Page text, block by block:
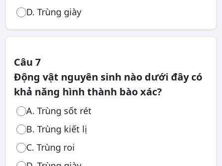
D. Trùng giày
Câu 7
Động vật nguyên sinh nào dưới đây có
khả năng hình thành bào xác?
A. Trùng sốt rét
B. Trùng kiết lị
C. Trùng roi